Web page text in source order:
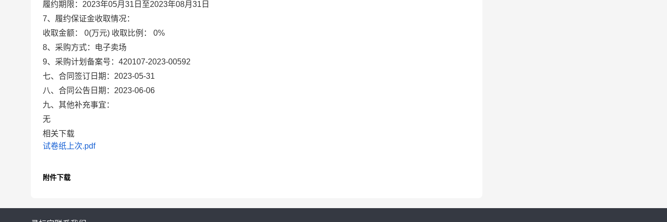
履约期限：2023年05月31日至2023年08月31日
7、履约保证金收取情况：
收取金额：
0(万元) 收取比例：
0%
8、采购方式：
电子卖场
9、采购计划备案号： 420107-2023-00592
七、合同签订日期： 2023-05-31
八、合同公告日期： 2023-06-06
九、其他补充事宜：
无
相关下载
试卷纸上次.pdf
附件下载